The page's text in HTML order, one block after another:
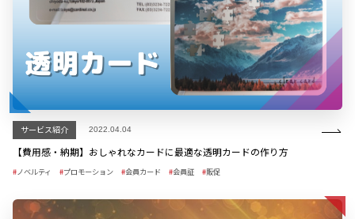
サービス紹介 2022.04.04
【費用感・納期】おしゃれなカードに最適な透明カードの作り方
ノベルティ プロモーション 会員カード 会員証 販促